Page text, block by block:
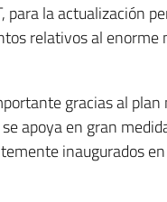
para la actualización
relativos al enorme
gracias al
apoya en gran
inaugurados